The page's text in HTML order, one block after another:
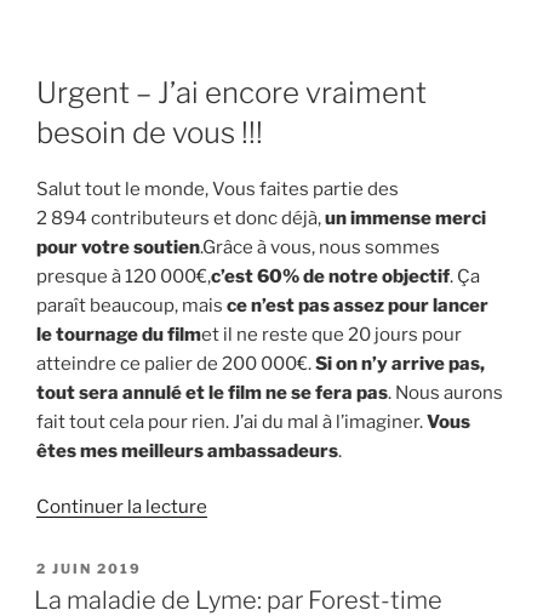
Urgent – J’ai encore vraiment
besoin de vous !!!
Salut tout le monde, Vous faites partie des
2 894 contributeurs et donc déjà,un immense merci
pour votre soutien.Grâce à vous, nous sommes
presque à 120 000€,c’est 60% de notre objectif. Ça
paraît beaucoup, mais ce n’est pas assez pour lancer
le tournage du filmet il ne reste que 20 jours pour
atteindre ce palier de 200 000€.Si on n’y arrive pas,
tout sera annulé et le film ne se fera pas. Nous aurons
fait tout cela pour rien. J’ai du mal à l’imaginer.Vous
êtes mes meilleurs ambassadeurs.
Continuer la lecture
dans
PUBLIÉ
LE
2 JUIN 2019
La maladie de Lyme: par Forest-time